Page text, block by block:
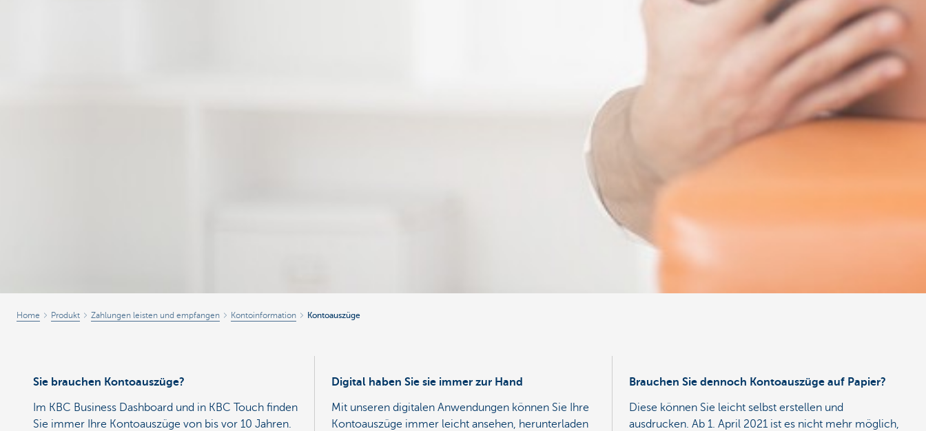
Home Produkt Zahlungen leisten und empfangen Kontoinformation Kontoauszüge
Sie brauchen Kontoauszüge?
Im KBC Business Dashboard und in KBC Touch finden
Sie immer Ihre Kontoauszüge von bis vor 10 Jahren.
Digital haben Sie sie immer zur Hand
Mit unseren digitalen Anwendungen können Sie Ihre
Kontoauszüge immer leicht ansehen, herunterladen
Brauchen Sie dennoch Kontoauszüge auf Papier?
Diese können Sie leicht selbst erstellen und
ausdrucken. Ab 1. April 2021 ist es nicht mehr möglich,